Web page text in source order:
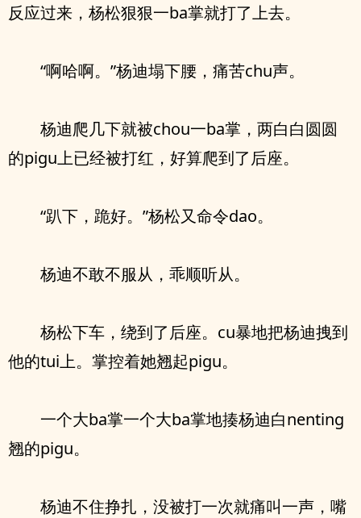
反应过来，杨松狠狠一ba掌就打了上去。
“啊哈啊。”杨迪塌下腰，痛苦chu声。
杨迪爬几下就被chou一ba掌，两白白圆圆
的pigu上已经被打红，好算爬到了后座。
“趴下，跪好。”杨松又命令dao。
杨迪不敢不服从，乖顺听从。
杨松下车，绕到了后座。cu暴地把杨迪拽到
他的tui上。掌控着她翘起pigu。
一个大ba掌一个大ba掌地揍杨迪白nenting
翘的pigu。
杨迪不住挣扎，没被打一次就痛叫一声，嘴